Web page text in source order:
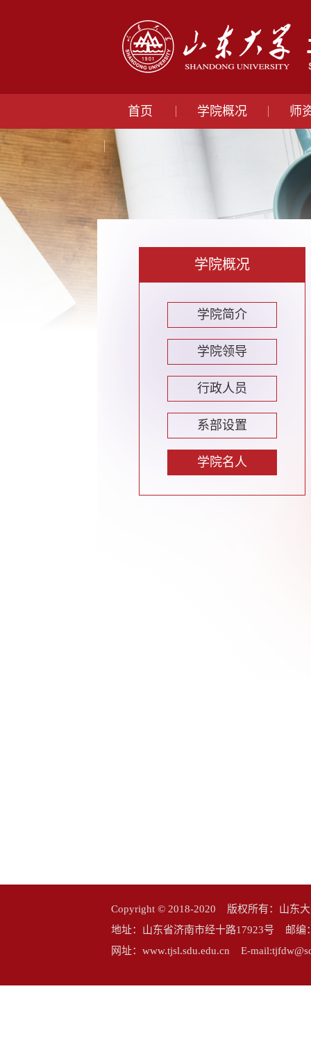
首页 学院概况 师
学院概况
学院简介
学院领导
行政人员
系部设置
学院名人
Copyright © 2018-2020 版权所有：山东
地址：山东省济南市经十路17923号 邮
网址：www.tjsl.sdu.edu.cn E-